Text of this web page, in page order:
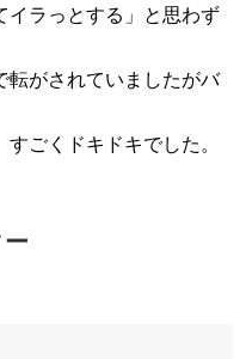
イラっとする」と思わず
転がされていましたがバ
ごくドキドキでした。